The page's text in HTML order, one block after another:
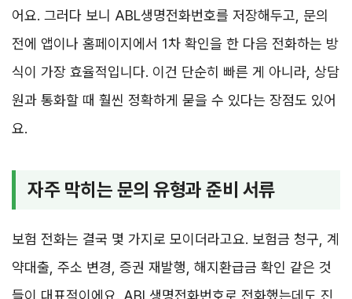
어요. 그러다 보니 ABL생명전화번호를 저장해두고, 문의
전에 앱이나 홈페이지에서 1차 확인을 한 다음 전화하는 방
식이 가장 효율적입니다. 이건 단순히 빠른 게 아니라, 상담
원과 통화할 때 훨씬 정확하게 묻을 수 있다는 장점도 있어
요.
자주 막히는 문의 유형과 준비 서류
보험 전화는 결국 몇 가지로 모이더라고요. 보험금 청구, 계
약대출, 주소 변경, 증권 재발행, 해지환급금 확인 같은 것
들이 대표적이에요. ABL생명전화번호로 전화했는데도 진